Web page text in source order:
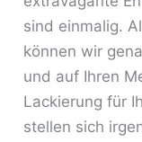
sind einmalig.
können wir
und auf Ihren
Lackierung für
stellen sich